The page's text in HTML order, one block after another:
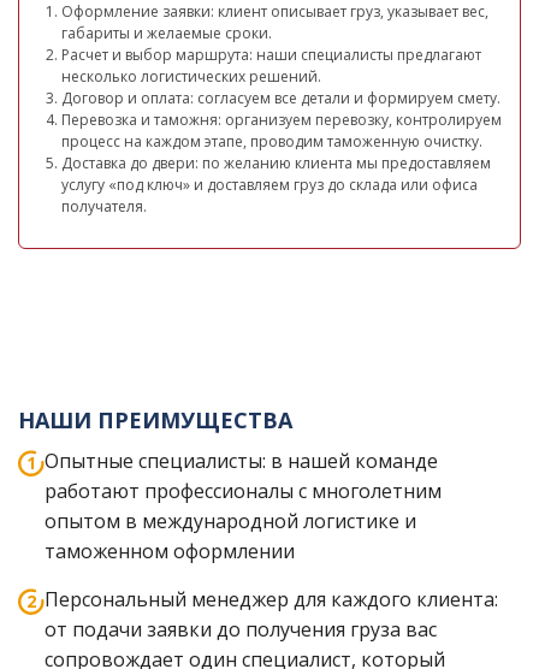
Оформление заявки: клиент описывает груз, указывает вес,
габариты и желаемые сроки.
Расчет и выбор маршрута: наши специалисты предлагают
несколько логистических решений.
Договор и оплата: согласуем все детали и формируем смету.
Перевозка и таможня: организуем перевозку, контролируем
процесс на каждом этапе, проводим таможенную очистку.
Доставка до двери: по желанию клиента мы предоставляем
услугу «под ключ» и доставляем груз до склада или офиса
получателя.
НАШИ ПРЕИМУЩЕСТВА
Опытные специалисты: в нашей команде
работают профессионалы с многолетним
опытом в международной логистике и
таможенном оформлении
Персональный менеджер для каждого клиента:
от подачи заявки до получения груза вас
сопровождает один специалист, который